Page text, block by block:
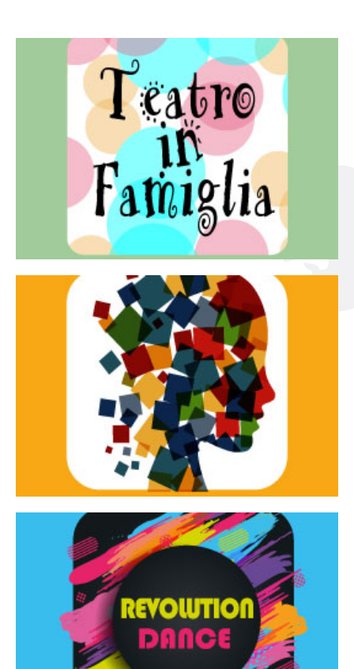
Teatro in famiglia
Teatro In Famiglia è una rassegna di teatro concepita
per far condividere e godere del teatro all’intera
famiglia.
Continua
Tracce dinamiche
Tracce Dinamiche è una rassegna di teatro
d’innovazione e sperimentale.
Continua
Revolution Dance
Rassegna di danza contemporanea – I Edizione